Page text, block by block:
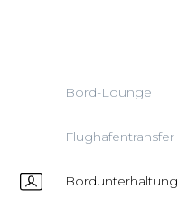
Bord-Lounge
Flughafentransfer
Bordunterhaltung